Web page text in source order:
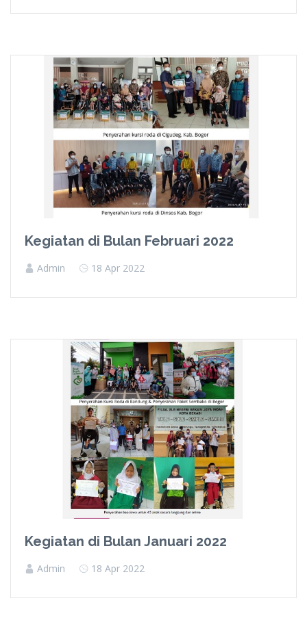
Kegiatan di Bulan Februari 2022
Admin 18 Apr 2022
Kegiatan di Bulan Januari 2022
Admin 18 Apr 2022